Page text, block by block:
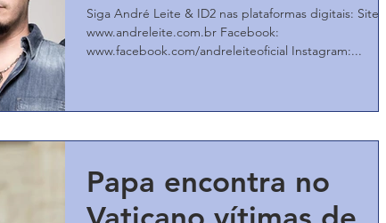
Siga André Leite & ID2 nas plataformas digitais: Site:
www.andreleite.com.br Facebook:
www.facebook.com/andreleiteoficial Instagram:...
Papa encontra no